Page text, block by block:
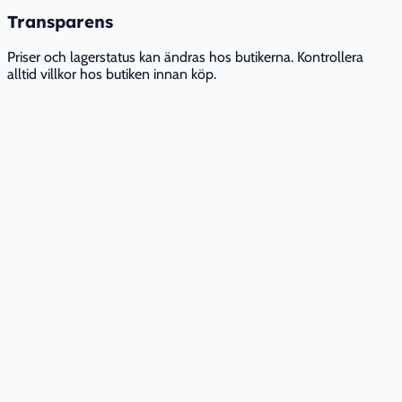
Transparens
Priser och lagerstatus kan ändras hos butikerna. Kontrollera
alltid villkor hos butiken innan köp.